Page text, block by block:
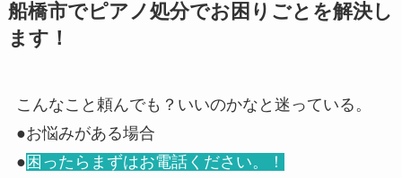
船橋市でピアノ処分でお困りごとを解決し
ます！
こんなこと頼んでも？いいのかなと迷っている。
●お悩みがある場合
● 困ったらまずはお電話ください。！